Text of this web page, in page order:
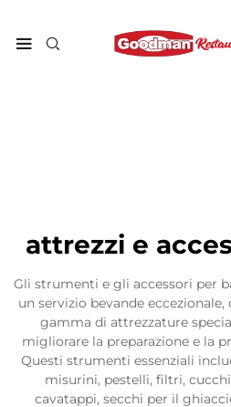
attrezzi e
Gli strumenti e gli accessori per
un servizio bevande
gamma di attrezzature
migliorare la preparazione e la
Questi strumenti essenziali
misurini, pestelli, filtri,
cavatappi, secchi per il